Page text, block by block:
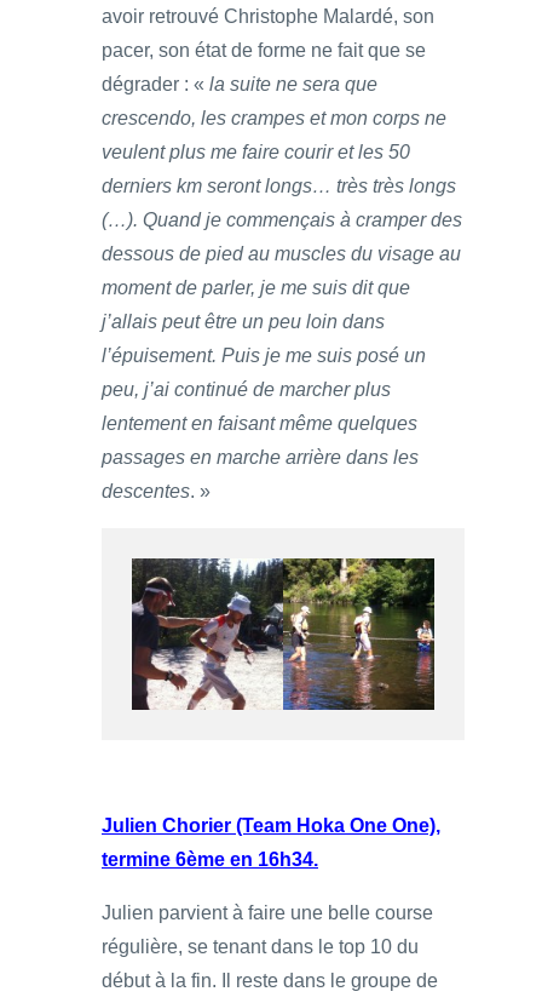
avoir retrouvé Christophe Malardé, son
pacer, son état de forme ne fait que se
dégrader : « la suite ne sera que
crescendo, les crampes et mon corps ne
veulent plus me faire courir et les 50
derniers km seront longs… très très longs
(…). Quand je commençais à cramper des
dessous de pied au muscles du visage au
moment de parler, je me suis dit que
j’allais peut être un peu loin dans
l’épuisement. Puis je me suis posé un
peu, j’ai continué de marcher plus
lentement en faisant même quelques
passages en marche arrière dans les
descentes. »
Julien Chorier (Team Hoka One One),
termine 6ème en 16h34.
Julien parvient à faire une belle course
régulière, se tenant dans le top 10 du
début à la fin. Il reste dans le groupe de